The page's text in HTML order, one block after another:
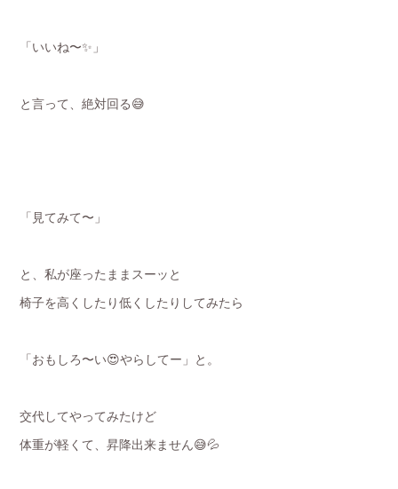
「いいね〜✨」
と言って、絶対回る😅
「見てみて〜」
と、私が座ったままスーッと
椅子を高くしたり低くしたりしてみたら
「おもしろ〜い😍やらしてー」と。
交代してやってみたけど
体重が軽くて、昇降出来ません😅💦